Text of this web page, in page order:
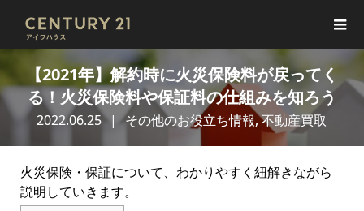
【2021年】解約時に火災保険料が戻ってく
る！火災保険料や保証料の仕組みを知ろう
2022.06.25 その他のお役立ち情報,不動産買取
火災保険・保証について、わかりやすく紐解きながら
説明していきます。